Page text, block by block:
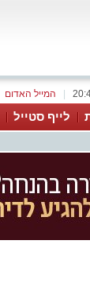
המייל האדום
לייף סטייל